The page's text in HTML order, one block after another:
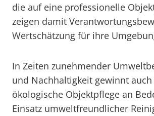
die auf eine professionelle
zeigen damit
Wertschätzung für ihre
In Zeiten zunehmender
und Nachhaltigkeit gewinnt
ökologische Objektpflege an
Einsatz umweltfreundlicher